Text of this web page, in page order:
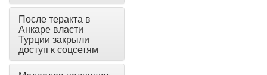
После теракта в
Анкаре власти
Турции закрыли
доступ к соцсетям